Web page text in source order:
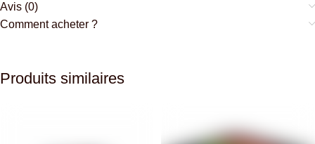
Avis (0)
Comment acheter ?
Produits similaires